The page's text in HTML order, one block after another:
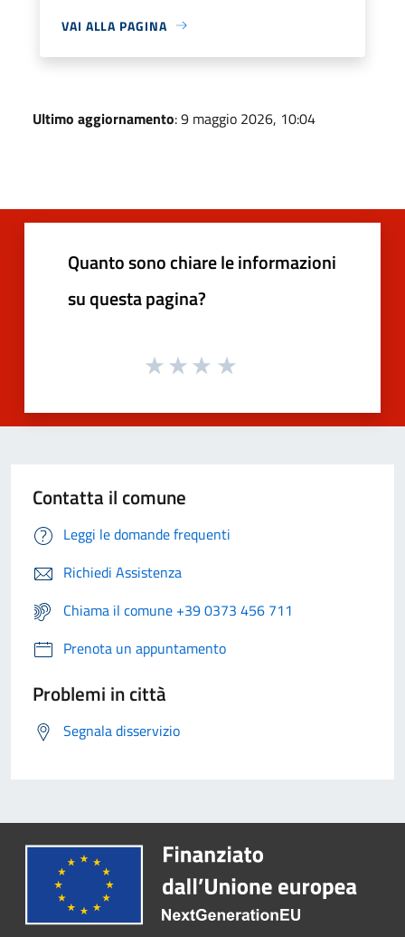
VAI ALLA PAGINA
Ultimo aggiornamento: 9 maggio 2026, 10:04
Quanto sono chiare le informazioni
su questa pagina?
Contatta il comune
Leggi le domande frequenti
Richiedi Assistenza
Chiama il comune +39 0373 456 711
Prenota un appuntamento
Problemi in città
Segnala disservizio